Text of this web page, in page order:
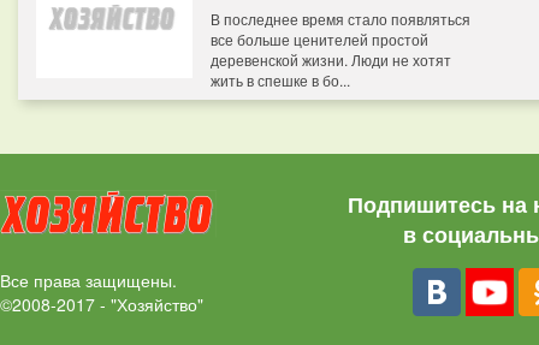
В последнее время стало появляться
все больше ценителей простой
деревенской жизни. Люди не хотят
жить в спешке в бо...
Все права защищены.
©2008-2017 - "Хозяйство"
Подпишитесь на
в